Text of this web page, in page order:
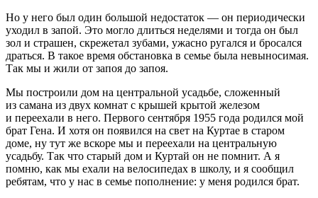
Но у него был один большой недостаток — он периодически
уходил в запой. Это могло длиться неделями и тогда он был
зол и страшен, скрежетал зубами, ужасно ругался и бросался
драться. В такое время обстановка в семье была невыносимая.
Так мы и жили от запоя до запоя.
Мы построили дом на центральной усадьбе, сложенный
из самана из двух комнат с крышей крытой железом
и переехали в него. Первого сентября 1955 года родился мой
брат Гена. И хотя он появился на свет на Куртае в старом
доме, ну тут же вскоре мы и переехали на центральную
усадьбу. Так что старый дом и Куртай он не помнит. А я
помню, как мы ехали на велосипедах в школу, и я сообщил
ребятам, что у нас в семье пополнение: у меня родился брат.